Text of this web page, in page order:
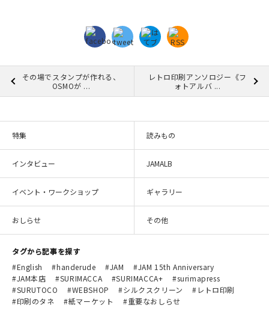
その場でスタンプが作れる、
OSMOが ...
レトロ印刷アンソロジー《フ
ォトアルバ ...
特集 読みもの
インタビュー JAMALB
イベント・ワークショップ ギャラリー
おしらせ その他
タグから記事を探す
English
handerude JAM
JAM 15th Anniversary
JAM本店
SURIMACCA SURIMACCA+
surimapress
SURUTOCO
WEBSHOP シルクスクリーン
レトロ印刷
印刷のタネ
紙マーケット 重要なおしらせ